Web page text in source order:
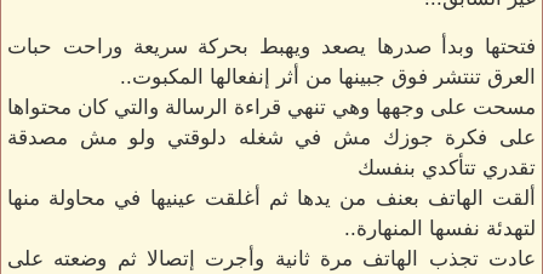
فتحتها وبدأ صدرها يصعد ويهبط بحركة سريعة وراحت حبات
العرق تنتشر فوق جبينها من أثر إنفعالها المكبوت..
مسحت على وجهها وهي تنهي قراءة الرسالة والتي كان محتواها
على فكرة جوزك مش في شغله دلوقتي ولو مش مصدقة
تقدري تتأكدي بنفسك
ألقت الهاتف بعنف من يدها ثم أغلقت عينيها في محاولة منها
لتهدئة نفسها المنهارة..
عادت تجذب الهاتف مرة ثانية وأجرت إتصالا ثم وضعته على